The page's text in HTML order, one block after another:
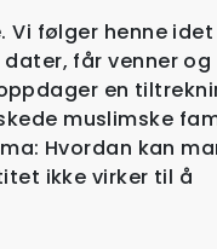
Vi følger henne idet
får venner
en
muslimske
Hvordan kan
ikke virker til å